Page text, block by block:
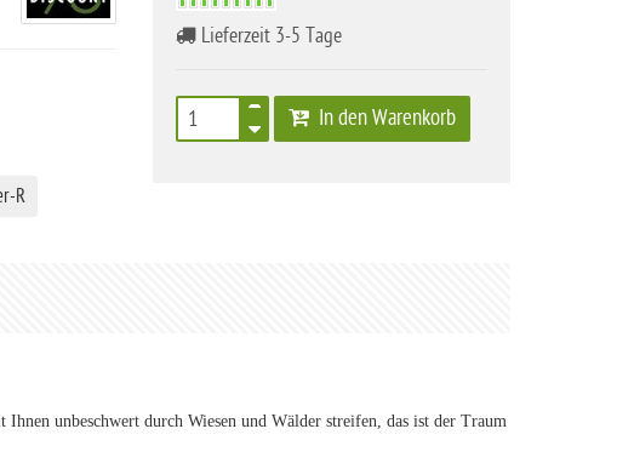
Lieferzeit 3-5 Tage
In den Warenkorb
R
unbeschwert durch Wiesen und Wälder streifen, das ist der Traum